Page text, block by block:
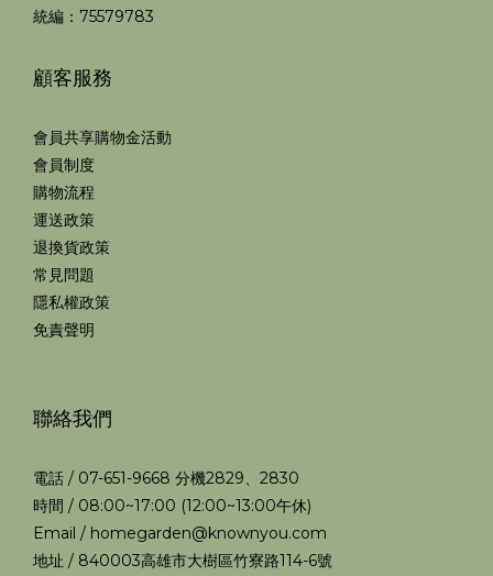
統編：75579783
顧客服務
會員共享購物金活動
會員制度
購物流程
運送政策
退換貨政策
常見問題
隱私權政策
免責聲明
聯絡我們
電話 / 07-651-9668 分機2829、2830
時間 / 08:00~17:00 (12:00~13:00午休)
Email / homegarden@knownyou.com
地址 / 840003高雄市大樹區竹寮路114-6號